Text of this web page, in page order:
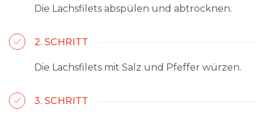
Die Lachsfilets abspülen und abtrocknen.
2. SCHRITT
Die Lachsfilets mit Salz und Pfeffer würzen.
3. SCHRITT